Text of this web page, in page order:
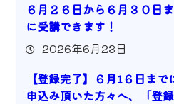
６月２６日から６月３０日
に受講できます！
2026年6月23日
【登録完了】６月1６日ま
申込み頂いた方々へ、「登